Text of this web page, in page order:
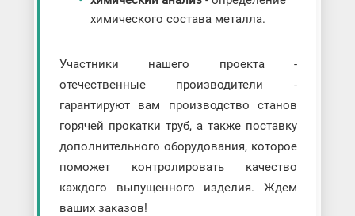
химического состава металла.
Участники нашего проекта -
отечественные производители -
гарантируют вам производство станов
горячей прокатки труб, а также поставку
дополнительного оборудования, которое
поможет контролировать качество
каждого выпущенного изделия. Ждем
ваших заказов!